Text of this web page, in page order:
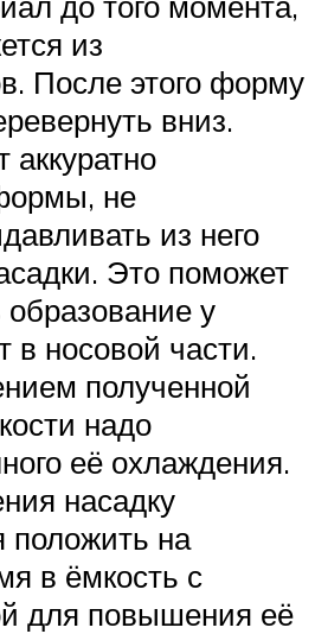
из
После этого форму
вниз.
не
из него
Это поможет
образование у
в носовой части.
полученной
надо
её охлаждения.
насадку
положить на
в ёмкость с
для повышения её